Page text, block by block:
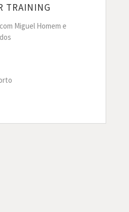
TRAINING
Miguel Homem e